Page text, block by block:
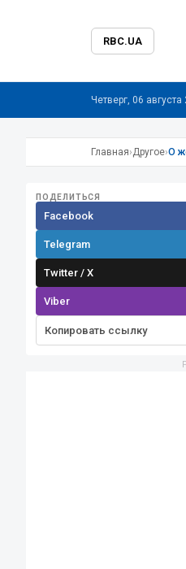
RBC.UA
Четверг, 06 августа
Главная›Другое›О
ПОДЕЛИТЬСЯ
Facebook
Telegram
Twitter / X
Viber
Копировать ссылку